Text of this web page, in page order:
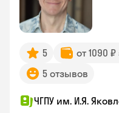
5 от 1090
5 отзывов
ЧГПУ им. И.Я.